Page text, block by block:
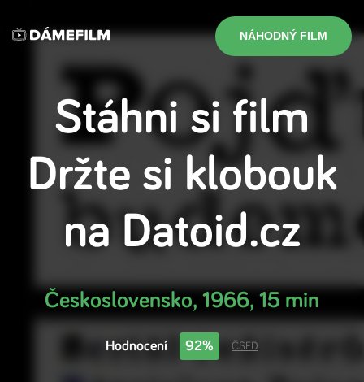
NÁHODNÝ FILM
Stáhni si film
Držte si klobouk
na Datoid.cz
Československo, 1966, 15 min
Hodnocení 92% ČSFD